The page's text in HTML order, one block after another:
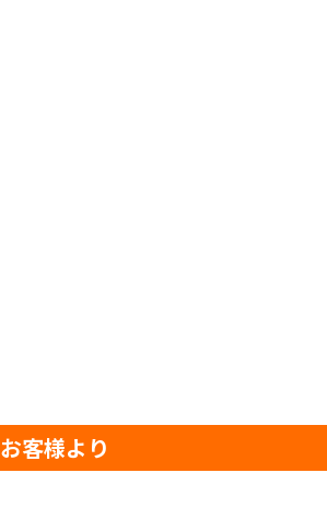
お客様より